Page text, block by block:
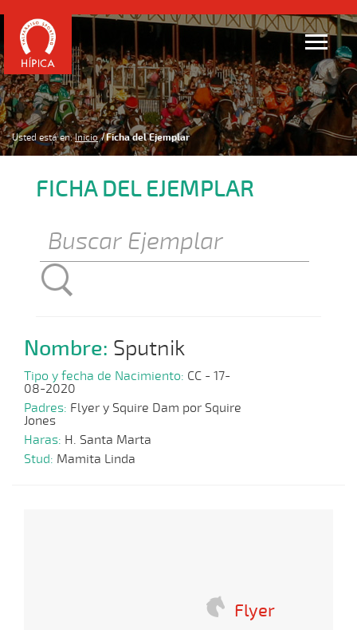
Usted está en: Inicio Ficha del Ejemplar
FICHA DEL EJEMPLAR
Nombre: Sputnik
Tipo y fecha de Nacimiento: CC - 17-
08-2020
Padres: Flyer y Squire Dam por Squire
Jones
Haras: H. Santa Marta
Stud: Mamita Linda
Flyer